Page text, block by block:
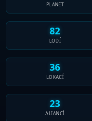
PLANET
82
LODÍ
36
LOKACÍ
23
ALIANCÍ